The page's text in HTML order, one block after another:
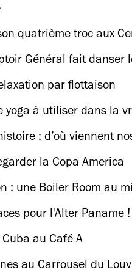
quatrième troc aux
Général fait danser
par flottaison
yoga à utiliser dans la
: d’où viennent
la Copa America
: une Boiler Room au
pour l'Alter Paname !
au Café A
au Carrousel du